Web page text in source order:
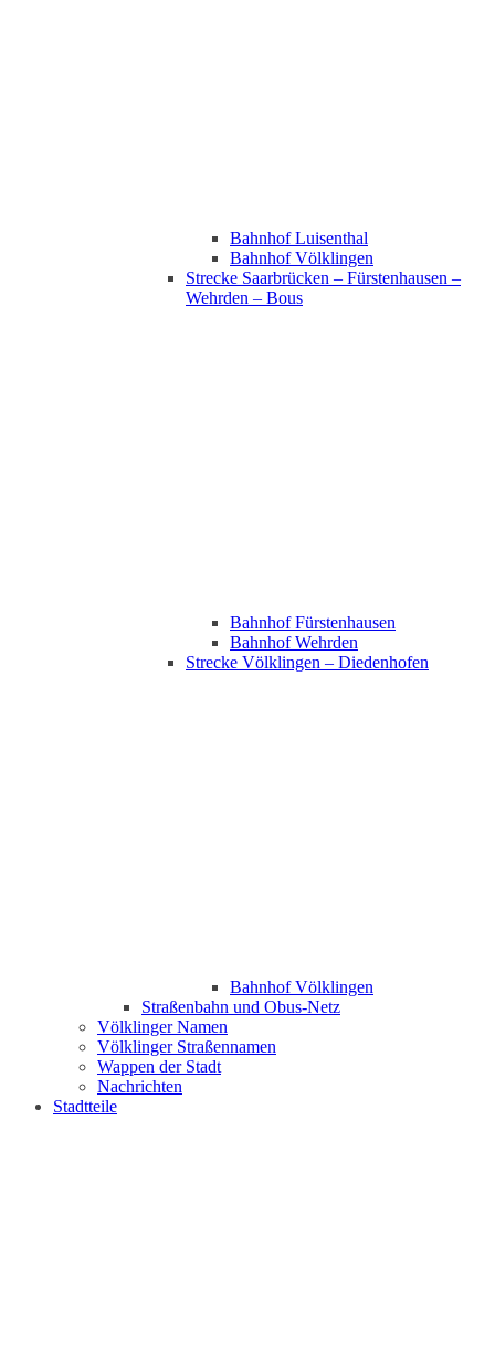
Bahnhof Luisenthal
Bahnhof Völklingen
Strecke Saarbrücken – Fürstenhausen –
Wehrden – Bous
Bahnhof Fürstenhausen
Bahnhof Wehrden
Strecke Völklingen – Diedenhofen
Bahnhof Völklingen
Straßenbahn und Obus-Netz
Völklinger Namen
Völklinger Straßennamen
Wappen der Stadt
Nachrichten
Stadtteile